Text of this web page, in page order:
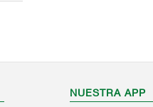
NUESTRA APP